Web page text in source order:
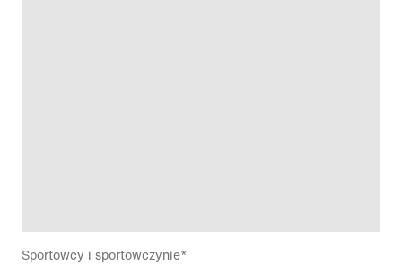
Sportowcy i sportowczynie*